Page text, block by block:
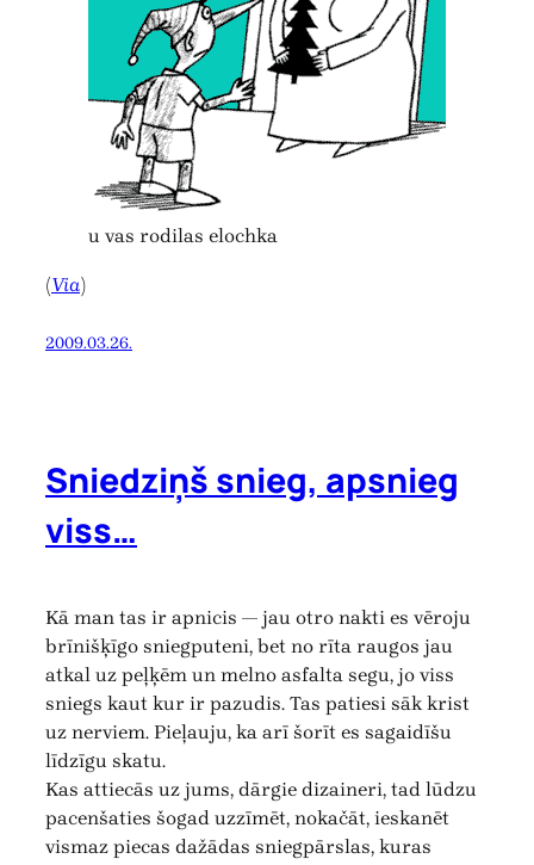
u vas rodilas elochka
(Via)
2009.03.26.
Sniedziņš snieg, apsnieg
viss…
Kā man tas ir apnicis — jau otro nakti es vēroju
brīnišķīgo sniegputeni, bet no rīta raugos jau
atkal uz peļķēm un melno asfalta segu, jo viss
sniegs kaut kur ir pazudis. Tas patiesi sāk krist
uz nerviem. Pieļauju, ka arī šorīt es sagaidīšu
līdzīgu skatu.
Kas attiecās uz jums, dārgie dizaineri, tad lūdzu
pacenšaties šogad uzzīmēt, nokačāt, ieskanēt
vismaz piecas dažādas sniegpārslas, kuras